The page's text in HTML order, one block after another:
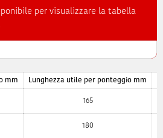
per visualizzare la tabella
mm Lunghezza utile per ponteggio mm
165
180